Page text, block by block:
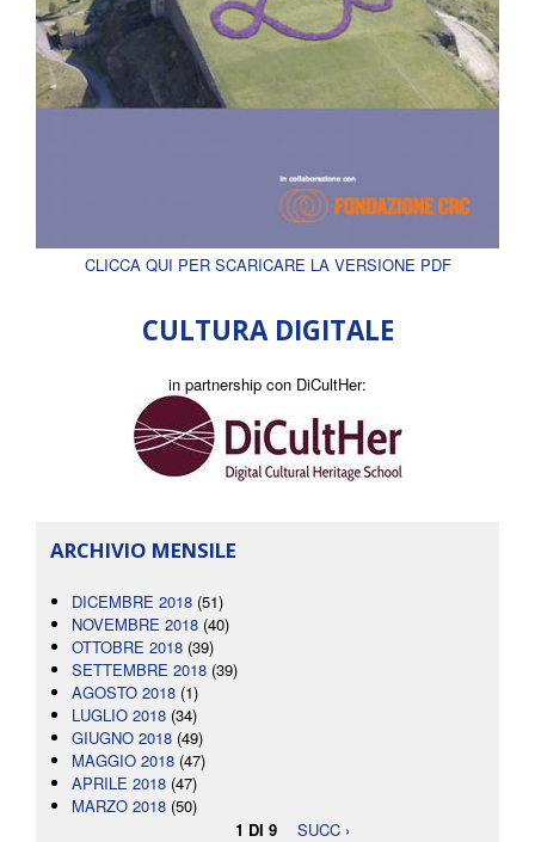
CLICCA QUI PER SCARICARE LA VERSIONE PDF
CULTURA DIGITALE
in partnership con DiCultHer:
ARCHIVIO MENSILE
DICEMBRE 2018 (51)
NOVEMBRE 2018 (40)
OTTOBRE 2018 (39)
SETTEMBRE 2018 (39)
AGOSTO 2018 (1)
LUGLIO 2018 (34)
GIUGNO 2018 (49)
MAGGIO 2018 (47)
APRILE 2018 (47)
MARZO 2018 (50)
1 DI 9
SUCC ›